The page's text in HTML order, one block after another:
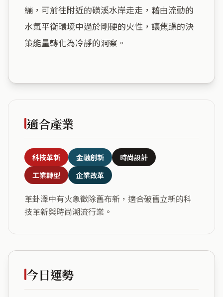
繃，可前往附近的磺溪水岸走走，藉由流動的
水氣平衡環境中過於剛硬的火性，讓焦躁的決
策能量轉化為冷靜的洞察。
適合產業
科技革新 金融創新
時尚設計
工業轉型
企業改革
革卦澤中有火象徵除舊布新，適合破舊立新的科
技革新與時尚潮流行業。
今日運勢